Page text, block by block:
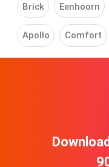
Brick Eenhoorn
Apollo Comfort